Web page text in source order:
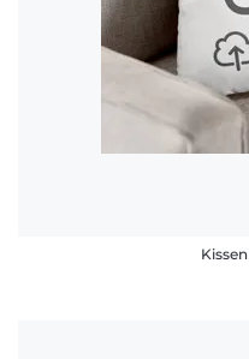
Häufige
Kissen